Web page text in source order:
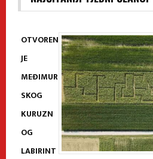
OTVOREN
JE
MEĐIMUR
SKOG
KURUZN
OG
LABIRINT